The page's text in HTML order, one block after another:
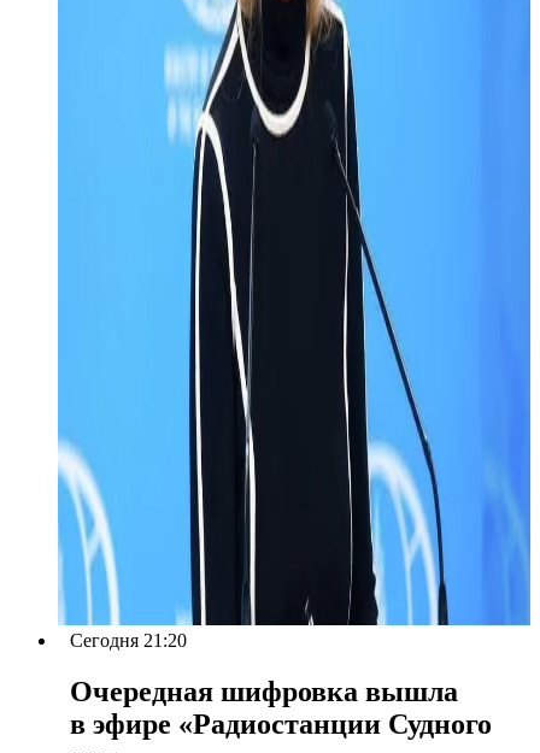
Сегодня 21:20
Очередная шифровка вышла
в эфире «Радиостанции Судного